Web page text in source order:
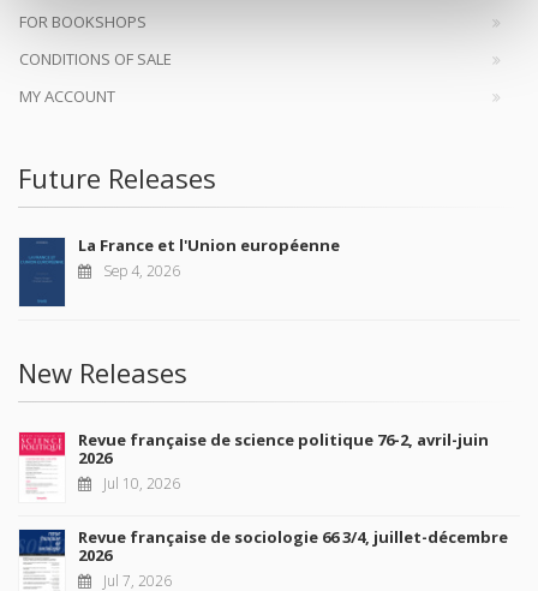
FOR BOOKSHOPS
CONDITIONS OF SALE
MY ACCOUNT
Future Releases
La France et l'Union européenne
Sep 4, 2026
New Releases
Revue française de science politique 76-2, avril-juin
2026
Jul 10, 2026
Revue française de sociologie 66 3/4, juillet-décembre
2026
Jul 7, 2026